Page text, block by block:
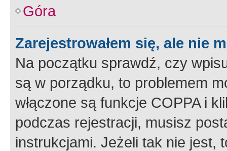
Góra
Zarejestrowałem się, ale nie
Na początku sprawdź, czy
są w porządku, to problemem
włączone są funkcje COPPA i
podczas rejestracji, musisz
instrukcjami. Jeżeli tak nie jest,